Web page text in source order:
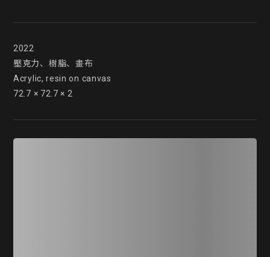
2022
壓克力、樹脂、畫布
Acrylic, resin on canvas
72.7 × 72.7 × 2